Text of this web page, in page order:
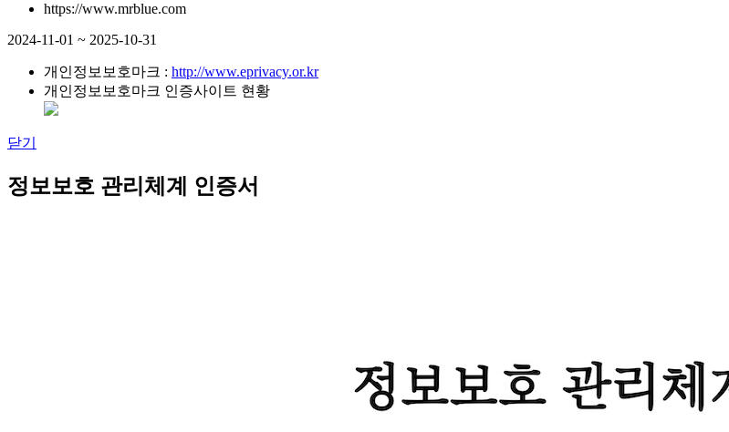
https://www.mrblue.com
2024-11-01 ~ 2025-10-31
개인정보보호마크 : http://www.eprivacy.or.kr
개인정보보호마크 인증사이트 현황
닫기
정보보호 관리체계 인증서